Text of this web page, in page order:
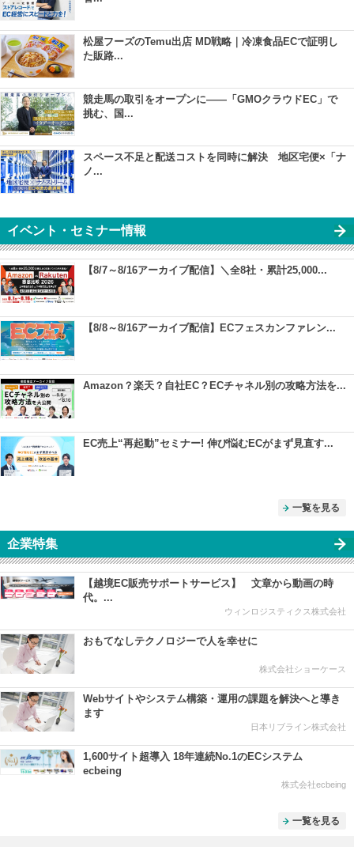
松屋フーズのTemu出店 MD戦略｜冷凍食品ECで証明し
た販路...
競走馬の取引をオープンに――「GMOクラウドEC」で
挑む、国...
スペース不足と配送コストを同時に解決 地区宅便×「ナ
ノ...
イベント・セミナー情報
【8/7～8/16アーカイブ配信】＼全8社・累計25,000...
【8/8～8/16アーカイブ配信】ECフェスカンファレン...
Amazon？楽天？自社EC？ECチャネル別の攻略方法を...
EC売上“再起動”セミナー! 伸び悩むECがまず見直す...
一覧を見る
企業特集
【越境EC販売サポートサービス】 文章から動画の時
代。...
ウィンロジスティクス株式会社
おもてなしテクノロジーで人を幸せに
株式会社ショーケース
Webサイトやシステム構築・運用の課題を解決へと導き
ます
日本リブライン株式会社
1,600サイト超導入 18年連続No.1のECシステム
ecbeing
株式会社ecbeing
一覧を見る